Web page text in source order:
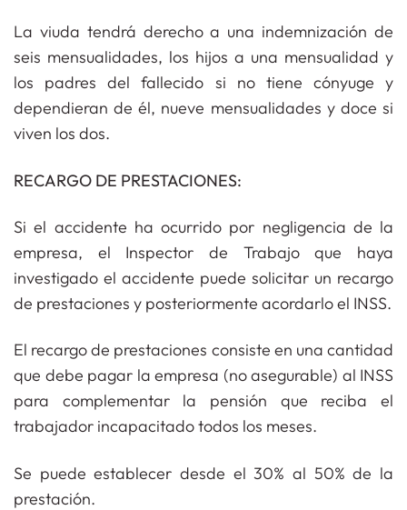
La viuda tendrá derecho a una indemnización de
seis mensualidades, los hijos a una mensualidad y
los padres del fallecido si no tiene cónyuge y
dependieran de él, nueve mensualidades y doce si
viven los dos.
RECARGO DE PRESTACIONES:
Si el accidente ha ocurrido por negligencia de la
empresa, el Inspector de Trabajo que haya
investigado el accidente puede solicitar un recargo
de prestaciones y posteriormente acordarlo el INSS.
El recargo de prestaciones consiste en una cantidad
que debe pagar la empresa (no asegurable) al INSS
para complementar la pensión que reciba el
trabajador incapacitado todos los meses.
Se puede establecer desde el 30% al 50% de la
prestación.